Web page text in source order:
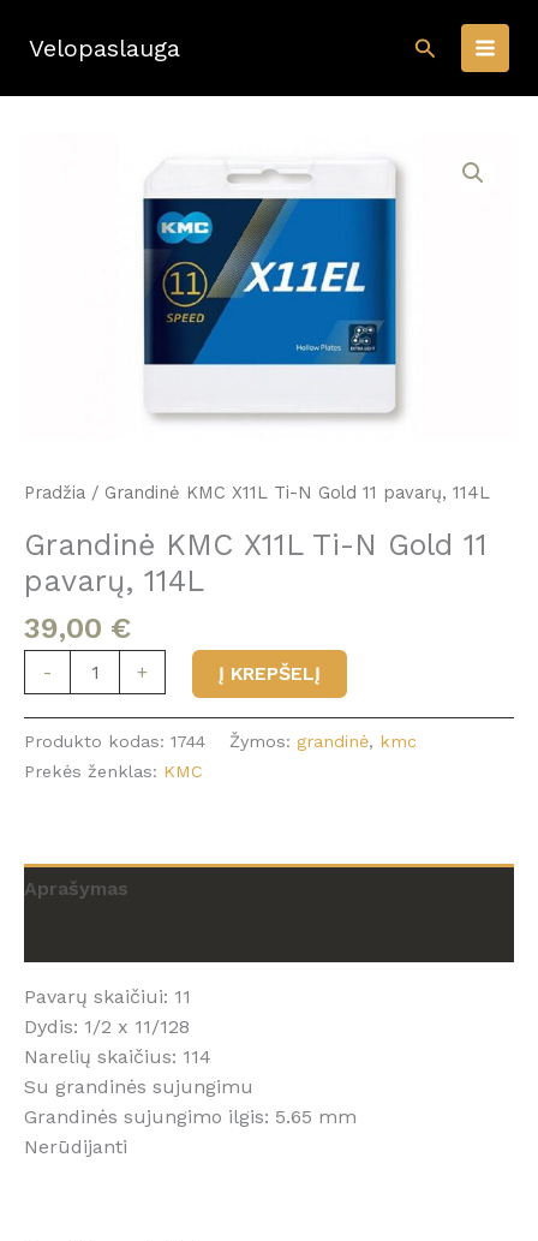
prieVelopaslauga Paieška
Pradžia / Grandinė KMC X11L Ti-N Gold 11 pavarų, 114L
Grandinė KMC X11L Ti-N Gold 11
pavarų, 114L
39,00 €
-
produkto
kiekis:
Grandinė
KMC
X11L
Gold
11
114L
+ Į KREPŠELĮ
Produkto kodas: 1744 Žymos: grandinė, kmc
Prekės ženklas: KMC
Aprašymas
Pavarų skaičiui: 11
Dydis: 1/2 x 11/128
Narelių skaičius: 114
Su grandinės sujungimu
Grandinės sujungimo ilgis: 5.65 mm
Nerūdijanti